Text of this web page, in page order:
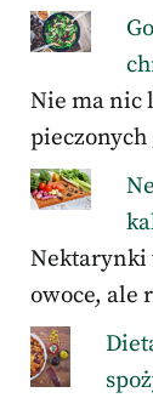
Nie ma nic
Nektarynki
owoce, ale